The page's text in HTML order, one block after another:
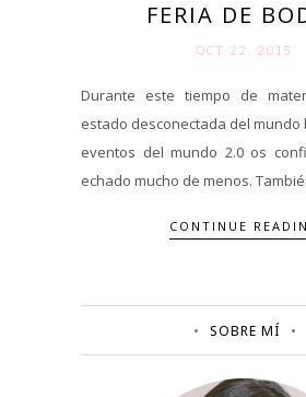
FERIA DE
OCT 22. 2015
Durante este tiempo de
estado desconectada del mundo
eventos del mundo 2.0 os
echado mucho de menos.
CONTINUE
SOBRE MÍ